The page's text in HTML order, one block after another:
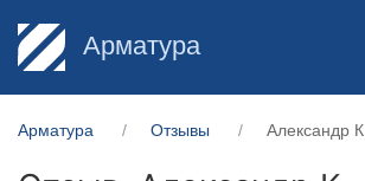
Арматура
Арматура Отзывы Александр К.